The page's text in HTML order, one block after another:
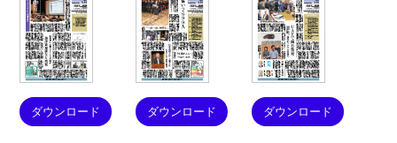
ダウンロード ダウンロード ダウンロード